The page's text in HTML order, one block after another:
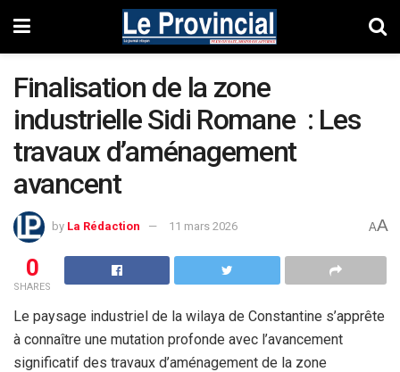
Finalisation de la zone
industrielle Sidi Romane : Les
travaux d’aménagement
avancent
by La Rédaction 11 mars 2026 AA
0
SHARES
Le paysage industriel de la wilaya de Constantine s’apprête
à connaître une mutation profonde avec l’avancement
significatif des travaux d’aménagement de la zone